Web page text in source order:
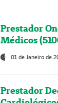
Prestador
Médicos
01 de Janeiro de
Prestador